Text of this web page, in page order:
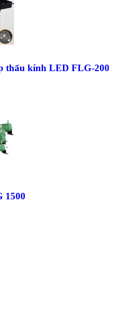
thấu kính LED FLG-200
1500